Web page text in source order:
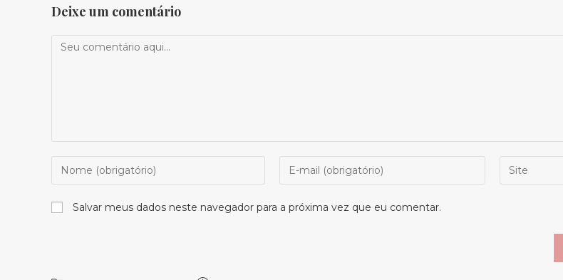
Deixe um comentário
Comentário
Digite
seu
nome
Digite
seu
Digite
o
Salvar meus dados neste navegador para a próxima vez que eu comentar.